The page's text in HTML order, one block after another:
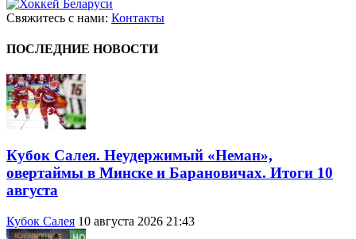
Свяжитесь с нами: Контакты
ПОСЛЕДНИЕ НОВОСТИ
Кубок Салея. Неудержимый «Неман»,
овертаймы в Минске и Барановичах. Итоги 10
августа
Кубок Салея 10 августа 2026 21:43